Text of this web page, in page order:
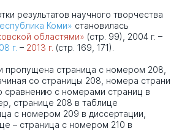
результатов научного творчества
Коми» становилась
областями» (стр. 99), 2004 г. –
г. – 2013 г. (стр. 169, 171).
пропущена страница с номером 208,
со страницы 208, номера
сравнению с номерами страниц в
странице 208 в таблице
с номером 209 в диссертации,
– страница с номером 210 в